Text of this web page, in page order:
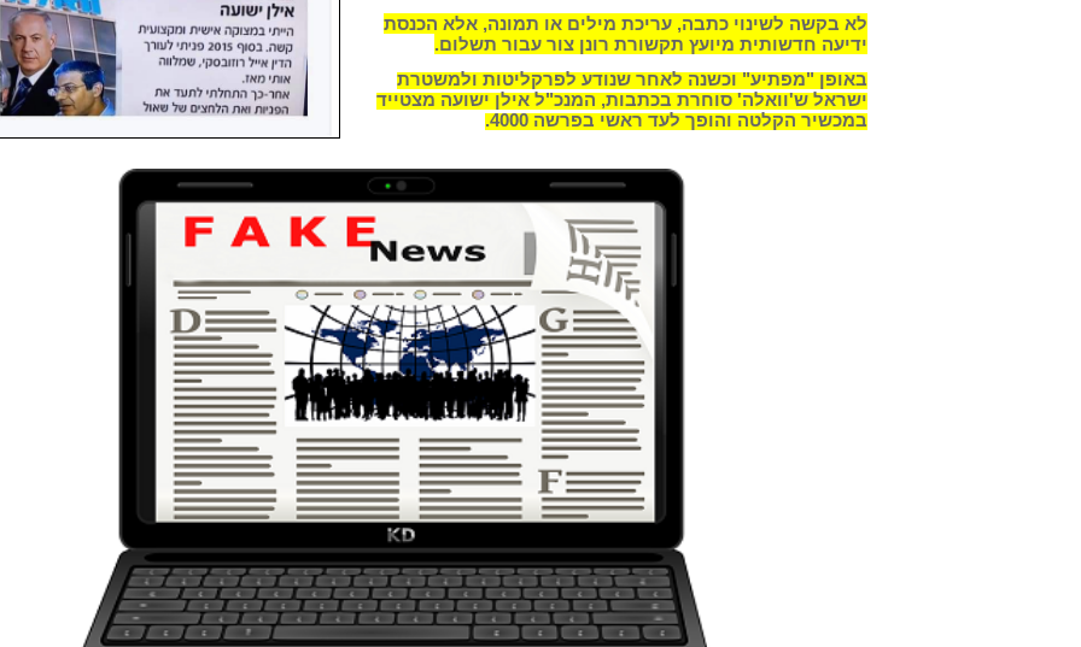
‏לא בקשה לשינוי כתבה, עריכת מילים או תמונה, אלא הכנסת
ידיעה חדשותית מיועץ תקשורת רונן צור עבור תשלום.
באופן "מפתיע" וכשנה לאחר שנודע לפרקליטות ולמשטרת
ישראל ש'וואלה' סוחרת בכתבות, המנכ"ל אילן ישועה מצטייד
במכשיר הקלטה והופך לעד ראשי בפרשה 4000.